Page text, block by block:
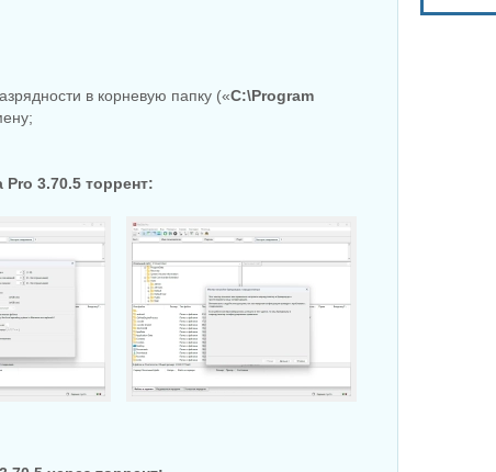
в корневую папку («C:\Program
3.70.5 торрент: